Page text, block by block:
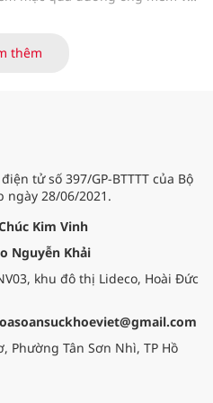
nội dung trọng tâm được
cáo tại Hội thảo khoa học cập
thêm
tử số 397/GP-BTTTT của Bộ
28/06/2021.
Kim Vinh
Nguyễn Khải
khu đô thị Lideco, Hoài Đức
Phường Tân Sơn Nhì, TP Hồ